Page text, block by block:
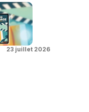
23 juillet 2026